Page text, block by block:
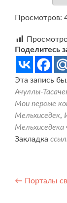
Просмотров:
Поделитесь
Эта запись
Ачуллы-
Мои первые
Мельхиседек,
Закладка
← Порталы